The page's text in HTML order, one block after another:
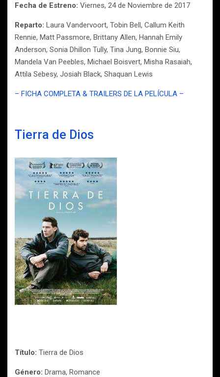
Fecha de Estreno: Viernes, 24 de Noviembre de 2017
Reparto: Laura Vandervoort, Tobin Bell, Callum Keith
Rennie, Matt Passmore, Brittany Allen, Hannah Emily
Anderson, Sonia Dhillon Tully, Tina Jung, Bonnie Siu,
Mandela Van Peebles, Michael Boisvert, Misha Rasaiah,
Attila Sebesy, Josiah Black, Shaquan Lewis
– FICHA COMPLETA & TRAILERS DE LA PELÍCULA –
Tierra de Dios
Título: Tierra de Dios
Género: Drama, Romance